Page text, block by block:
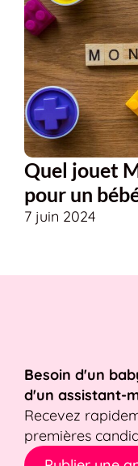
Quel jouet
pour un
7 juin 2024
Besoin d'un
d'un assistant-
Recevez
premières